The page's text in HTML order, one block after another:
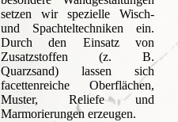
setzen wir spezielle Wisch-
und Spachteltechniken ein.
Durch den Einsatz von
Zusatzstoffen (z. B.
Quarzsand) lassen sich
facettenreiche Oberflächen,
Muster, Reliefe und
Marmorierungen erzeugen.